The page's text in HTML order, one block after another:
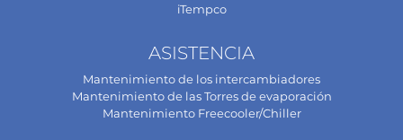
iTempco
ASISTENCIA
Mantenimiento de los intercambiadores
Mantenimiento de las Torres de evaporación
Mantenimiento Freecooler/Chiller